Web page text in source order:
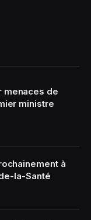
menaces de
ministre
à
la-Santé